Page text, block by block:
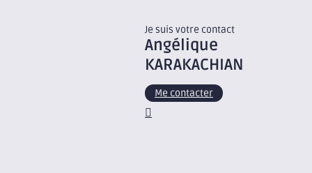
Je suis votre contact
Angélique
KARAKACHIAN
Me contacter